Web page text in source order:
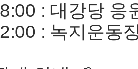
: 대강당 응
: 녹지운동